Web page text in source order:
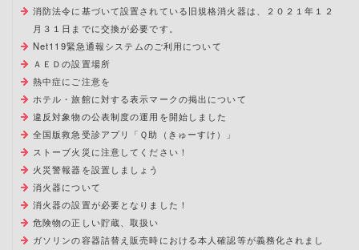
消防法令に基づいて設置されている旧規格消火器は、２０２１年１２
月３１日までに交換が必要です。
Net119緊急通報システムのご利用について
ＡＥＤの設置場所
熱中症にご注意を
ホテル・旅館に対する表示マークの掲出について
違反対象物の公表制度の運用を開始しました
全国版救急受診アプリ「Ｑ助（きゅーすけ）」
ストーブ火災に注意してください！
火災警報器を設置しましょう
消火器について
消火器の設置が必要となりました！
危険物の正しい貯蔵、取扱い
ガソリンの容器詰替え販売時における本人確認等が義務化されまし